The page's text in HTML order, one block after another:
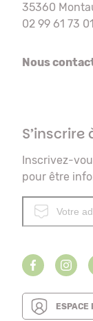
35360
02 99 61 73 01
Nous
Inscrivez-
pour être
ESPACE